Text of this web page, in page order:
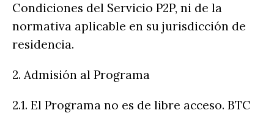
Condiciones del Servicio P2P, ni de la
normativa aplicable en su jurisdicción de
residencia.
2. Admisión al Programa
2.1. El Programa no es de libre acceso. BTC